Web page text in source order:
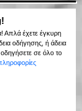
Απλά έχετε έγκυρη
οδήγησης, ή άδεια
οδηγήσετε σε όλο το